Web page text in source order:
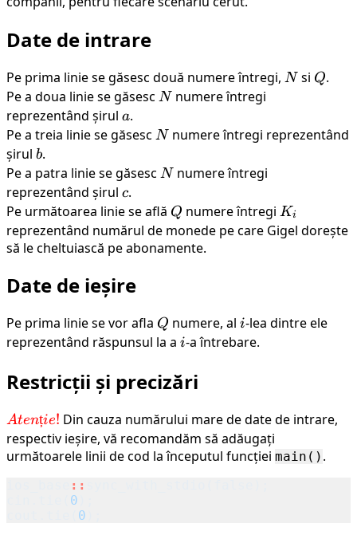
Date de intrare
Pe prima linie se găsesc două numere întregi, N
N si Q
Q.
Pe a doua linie se găsesc N
N numere întregi
reprezentând șirul a
a.
Pe a treia linie se găsesc N
N numere întregi reprezentând
șirul b
b.
Pe a patra linie se găsesc N
N numere întregi
reprezentând șirul c
c.
Pe următoarea linie se află Q
Q numere întregi K_i
Ki
reprezentând numărul de monede pe care Gigel dorește
să le cheltuiască pe abonamente.
Date de ieșire
Pe prima linie se vor afla Q
Q numere, al i
i-lea dintre ele
reprezentând răspunsul la a i
i-a întrebare.
Restricții și precizări
\textcolor{red}
{Atenție!}
Atenție! Din cauza numărului mare de date de intrare,
respectiv ieșire, vă recomandăm să adăugați
următoarele linii de cod la începutul funcției main() .
::
0
0